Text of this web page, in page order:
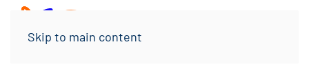
Skip to main content